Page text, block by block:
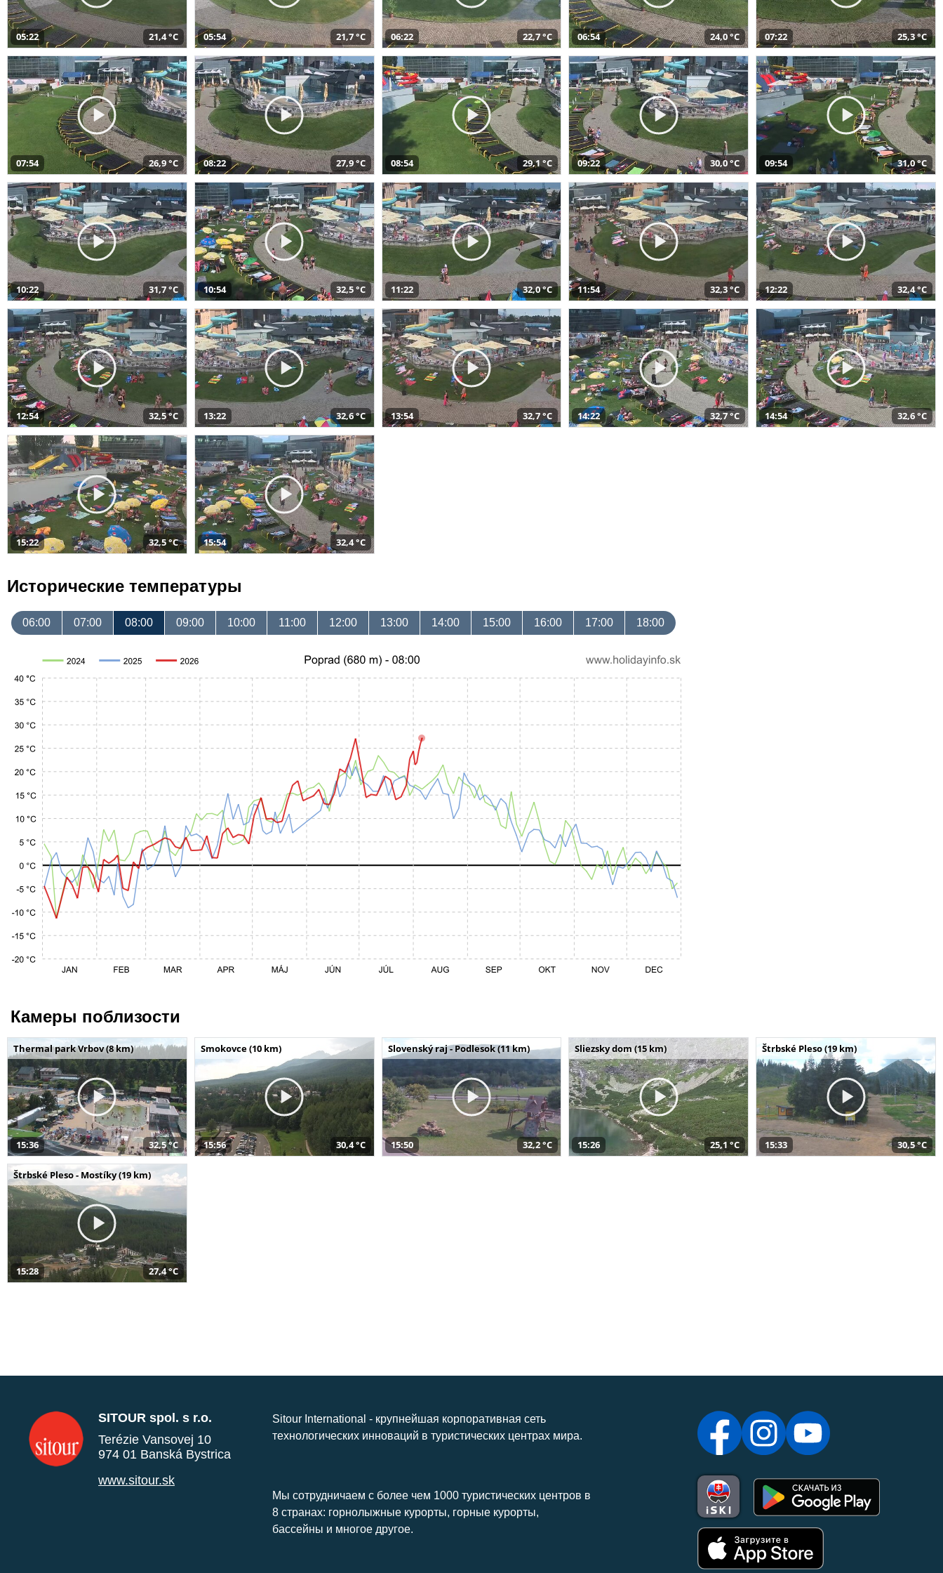
05:22 21,4 °C 05:54 21,7 °C 06:22 22,7 °C 06:54 24,0 °C 07:22 25,3 °C
07:54 26,9 °C 08:22 27,9 °C 08:54 29,1 °C 09:22 30,0 °C 09:54 31,0 °C
10:22 31,7 °C 10:54 32,5 °C 11:22 32,0 °C 11:54 32,3 °C 12:22 32,4 °C
12:54 32,5 °C 13:22 32,6 °C 13:54 32,7 °C 14:22 32,7 °C 14:54 32,6 °C
15:22 32,5 °C 15:54 32,4 °C
Исторические температуры
06:00 07:00 08:00 09:00 10:00 11:00 12:00 13:00 14:00 15:00 16:00 17:00 18:00
Камеры поблизости
Thermal park Vrbov (8 km)
15:36 32,5 °C
Smokovce (10 km)
15:56 30,4 °C
Slovenský raj - Podlesok (11 km)
15:50 32,2 °C
Sliezsky dom (15 km)
15:26 25,1 °C
Štrbské Pleso (19 km)
15:33 30,5 °C
Štrbské Pleso - Mostíky (19 km)
15:28 27,4 °C
SITOUR spol. s r.o.
Terézie Vansovej 10
974 01 Banská Bystrica
www.sitour.sk
Sitour International - крупнейшая корпоративная сеть
технологических инноваций в туристических центрах мира.
Мы сотрудничаем с более чем 1000 туристических центров в
8 странах: горнолыжные курорты, горные курорты,
бассейны и многое другое.